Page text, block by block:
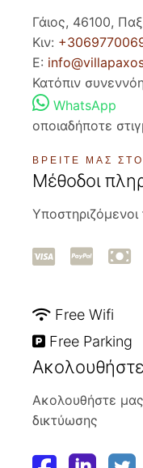
Γάιος, 46100,
Κιν:
E:
Κατόπιν
WhatsApp
οποιαδήποτε
ΒΡΕΊΤΕ ΜΑΣ
Μέθοδοι
Free Wifi
Free Parking
Ακολουθήστε
δικτύωσης